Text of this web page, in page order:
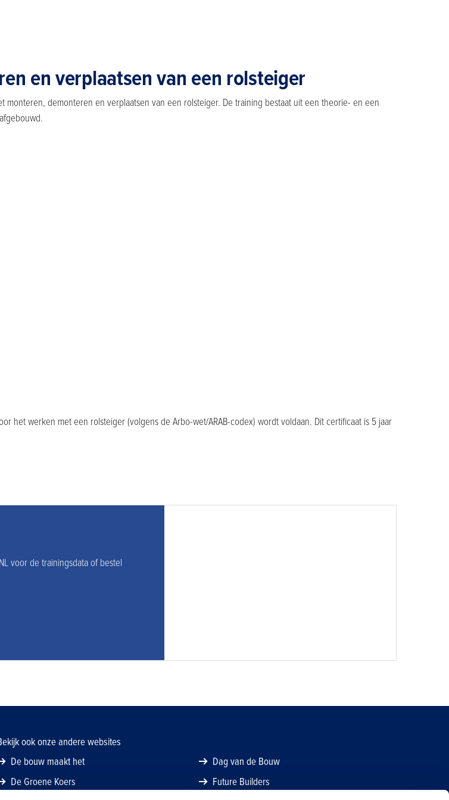
en verplaatsen van een rolsteiger
demonteren en verplaatsen van een rolsteiger. De training bestaat uit een theorie- en een
het werken met een rolsteiger (volgens de Arbo-wet/ARAB-codex) wordt voldaan. Dit certificaat is 5 jaar
voor de trainingsdata of bestel
ook onze andere websites
De bouw maakt het
Dag van de Bouw
De Groene Koers
Future Builders